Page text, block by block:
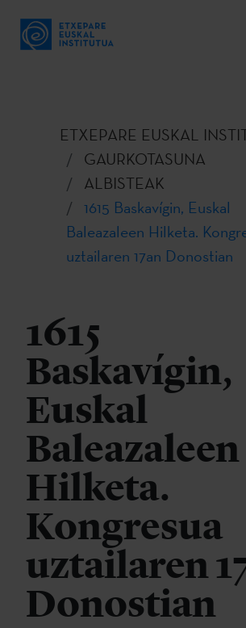
ETXEPARE EUSKAL
GAURKOTASUNA
ALBISTEAK
1615 Baskavígin, Euskal
Baleazaleen Hilketa.
uztailaren 17an Donostian
1615
Baskavígin,
Euskal
Baleazaleen
Hilketa.
Kongresua
uztailaren
Donostian